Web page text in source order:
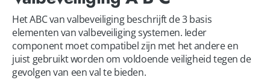
Het ABC van valbeveiliging beschrijft de 3 basis
elementen van valbeveiliging systemen. Ieder
component moet compatibel zijn met het andere en
juist gebruikt worden om voldoende veiligheid tegen de
gevolgen van een val te bieden.